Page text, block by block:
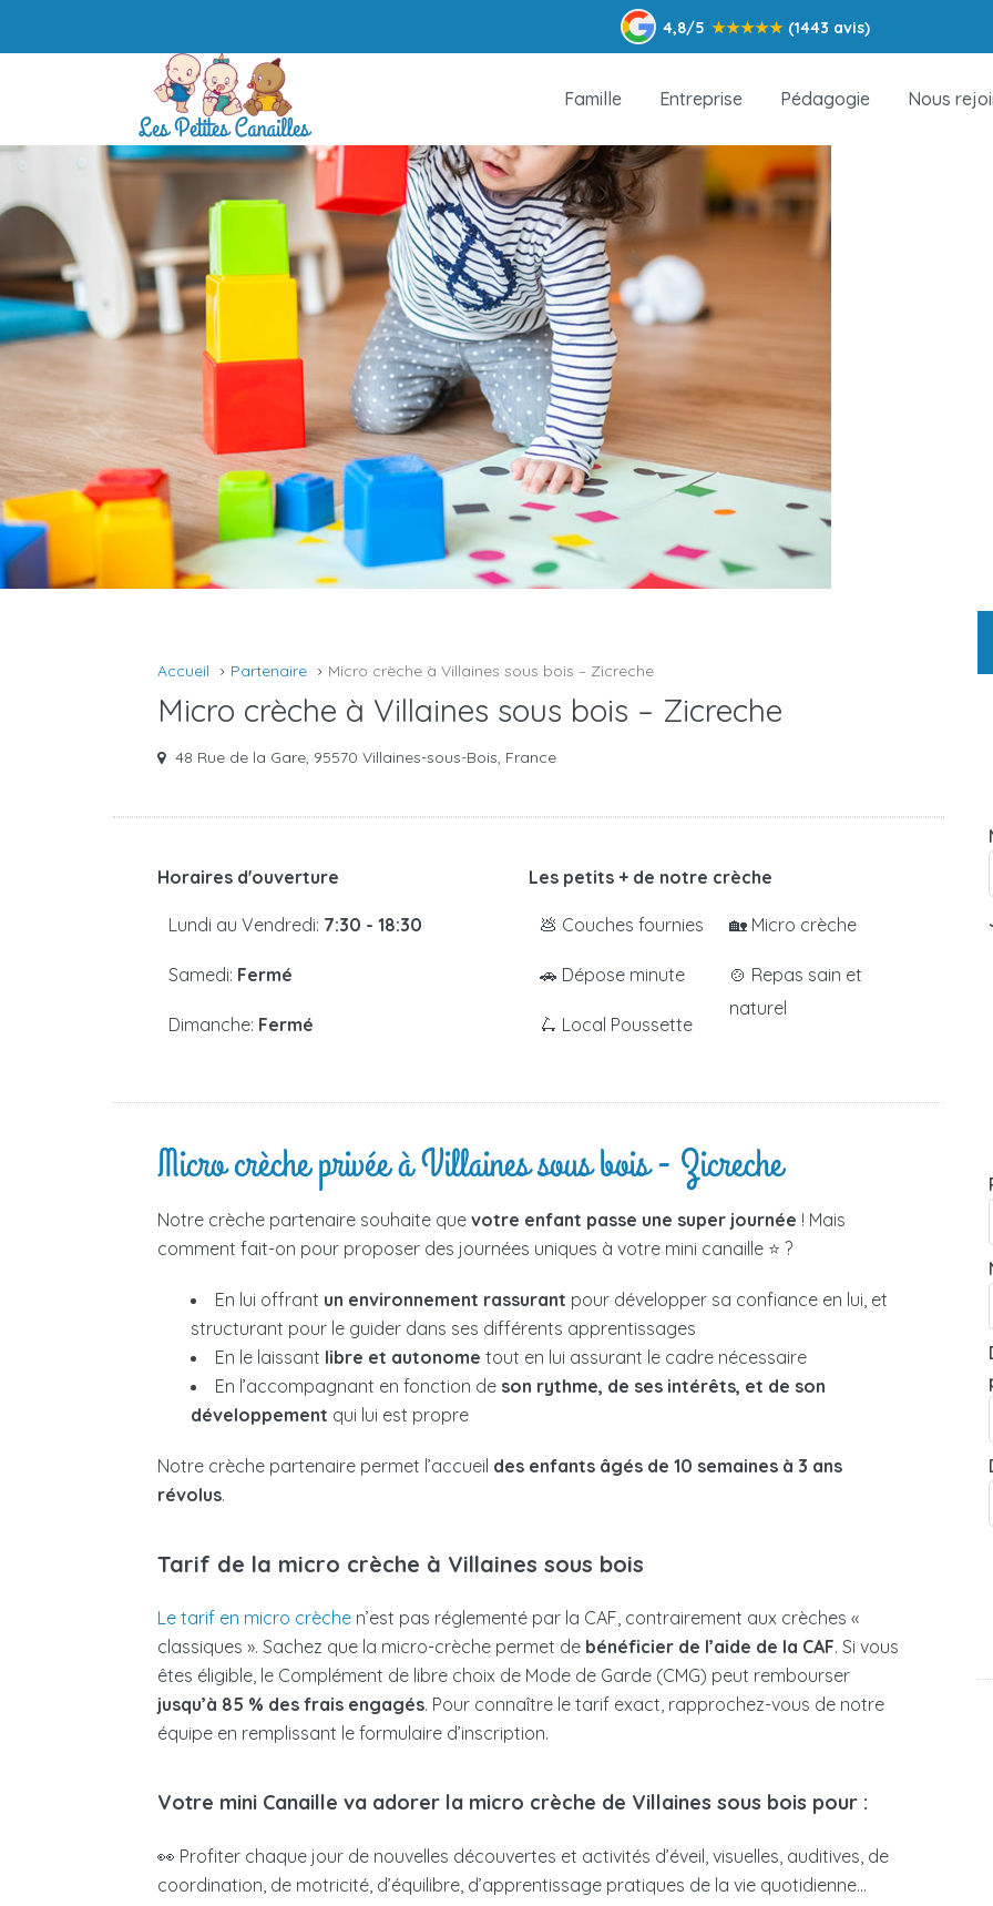
4,8/5 ★★★★★ (1443 avis)
Famille Entreprise Pédagogie Nous
Accueil Partenaire Micro crèche à Villaines sous bois – Zicreche
Micro crèche à Villaines sous bois – Zicreche
48 Rue de la Gare, 95570 Villaines-sous-Bois, France
Horaires d'ouverture
Lundi au Vendredi: 7:30 - 18:30
Samedi: Fermé
Dimanche: Fermé
Les petits + de notre crèche
💩 Couches fournies
🚗 Dépose minute
🛴 Local Poussette
🏡 Micro crèche
🍲 Repas sain et
naturel
Micro crèche privée à Villaines sous bois - Zicreche
Notre crèche partenaire souhaite que votre enfant passe une super journée ! Mais
comment fait-on pour proposer des journées uniques à votre mini canaille ⭐ ?
En lui offrant un environnement rassurant pour développer sa confiance en lui, et
structurant pour le guider dans ses différents apprentissages
En le laissant libre et autonome tout en lui assurant le cadre nécessaire
En l’accompagnant en fonction de son rythme, de ses intérêts, et de son
développement qui lui est propre
Notre crèche partenaire permet l’accueil des enfants âgés de 10 semaines à 3 ans
révolus.
Tarif de la micro crèche à Villaines sous bois
Le tarif en micro crèche n’est pas réglementé par la CAF, contrairement aux crèches «
classiques ». Sachez que la micro-crèche permet de bénéficier de l’aide de la CAF. Si vous
êtes éligible, le Complément de libre choix de Mode de Garde (CMG) peut rembourser
jusqu’à 85 % des frais engagés. Pour connaître le tarif exact, rapprochez-vous de notre
équipe en remplissant le formulaire d’inscription.
Votre mini Canaille va adorer la micro crèche de Villaines sous bois pour :
👀 Profiter chaque jour de nouvelles découvertes et activités d’éveil, visuelles, auditives, de
coordination, de motricité, d’équilibre, d’apprentissage pratiques de la vie quotidienne…